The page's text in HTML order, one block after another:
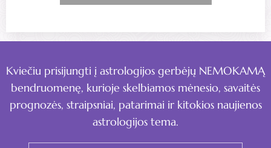
Kviečiu prisijungti į astrologijos gerbėjų NEMOKAMĄ
bendruomenę, kurioje skelbiamos mėnesio, savaitės
prognozės, straipsniai, patarimai ir kitokios naujienos
astrologijos tema.